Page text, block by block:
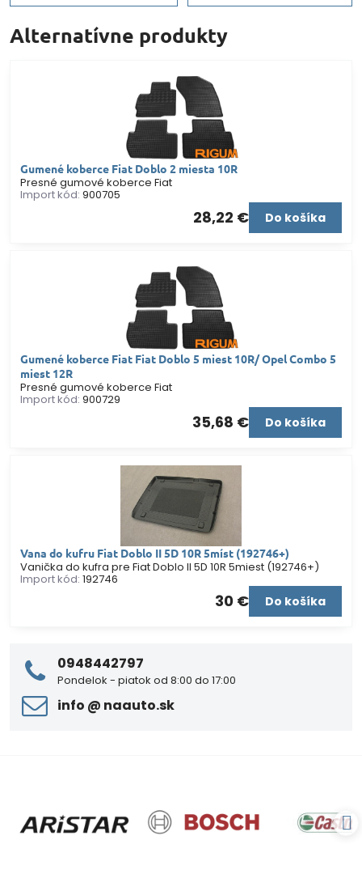
Alternatívne produkty
Gumené koberce Fiat Doblo 2 miesta 10R
Presné gumové koberce Fiat
Import kód: 900705
28,22 € Do košíka
Gumené koberce Fiat Fiat Doblo 5 miest 10R/ Opel Combo 5
miest 12R
Presné gumové koberce Fiat
Import kód: 900729
35,68 € Do košíka
Vana do kufru Fiat Doblo II 5D 10R 5míst (192746+)
Vanička do kufra pre Fiat Doblo II 5D 10R 5miest (192746+)
Import kód: 192746
30 € Do košíka
0948442797
Pondelok - piatok od 8:00 do 17:00
info ​@ naauto​.sk